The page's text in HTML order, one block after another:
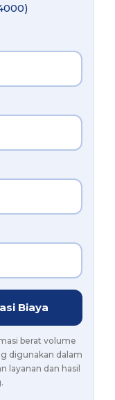
Biaya
berat volume
digunakan dalam
layanan dan hasil